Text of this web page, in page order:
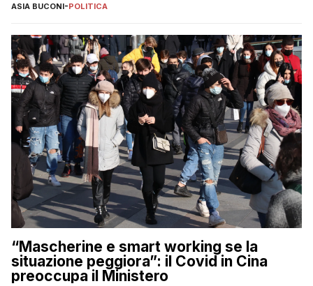
ASIA BUCONI-POLITICA
“Mascherine e smart working se la
situazione peggiora”: il Covid in Cina
preoccupa il Ministero